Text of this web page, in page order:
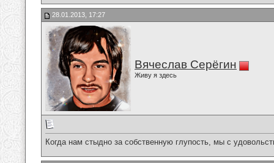
28.01.2013, 17:27
Вячеслав Серёгин
Живу я здесь
Когда нам стыдно за собственную глупость, мы с